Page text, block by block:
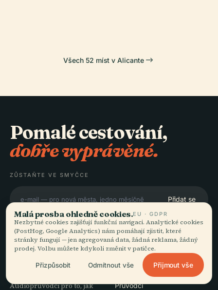
Všech 52 míst v Alicante
Pomalé cestování,
dobře vyprávěné.
ZŮSTAŇTE VE SMYČCE
Přidat se
Audiala
Audioprůvodci pro to, jak
OBJEVUJTE
Destinace
Průvodci
Malá prosba ohledně cookies.EU · GDPR
Nezbytné cookies zajišťují funkční navigaci. Analytické cookies
(PostHog, Google Analytics) nám pomáhají zjistit, které
stránky fungují — jen agregovaná data, žádná reklama, žádný
prodej. Volbu můžete kdykoli změnit v patičce.
Přizpůsobit Odmítnout vše Přijmout vše